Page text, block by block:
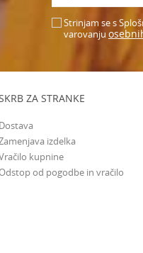
Strinjam se s
varovanju
ZA STRANKE
Dostava
izdelka
kupnine
Odstop od pogodbe in vračilo